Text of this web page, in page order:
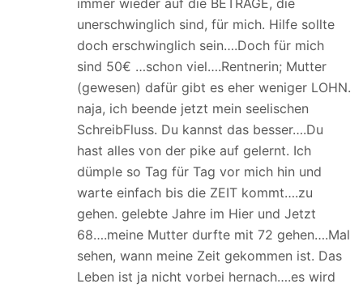
unerschwinglich sind, für mich. Hilfe sollte
doch erschwinglich sein….Doch für mich
sind 50€ …schon viel….Rentnerin; Mutter
(gewesen) dafür gibt es eher weniger LOHN.
naja, ich beende jetzt mein seelischen
SchreibFluss. Du kannst das besser….Du
hast alles von der pike auf gelernt. Ich
dümple so Tag für Tag vor mich hin und
warte einfach bis die ZEIT kommt….zu
gehen. gelebte Jahre im Hier und Jetzt
68….meine Mutter durfte mit 72 gehen….Mal
sehen, wann meine Zeit gekommen ist. Das
Leben ist ja nicht vorbei hernach….es wird